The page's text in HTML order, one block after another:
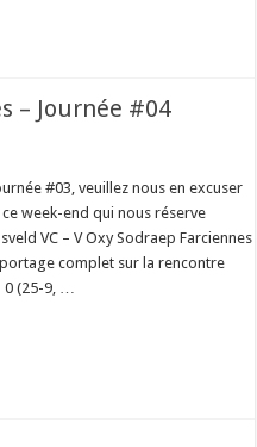
– Journée #04
#03, veuillez nous en excuser
week-end qui nous réserve
VC – V Oxy Sodraep Farciennes
complet sur la rencontre
0 (25-9, …